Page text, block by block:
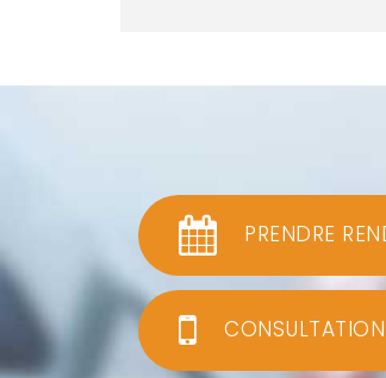
PRENDRE